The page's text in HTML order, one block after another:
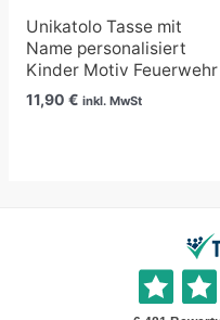
Unikatolo Tasse mit
Name personalisiert
Kinder Motiv Feuerwehr
11,90 € inkl. MwSt